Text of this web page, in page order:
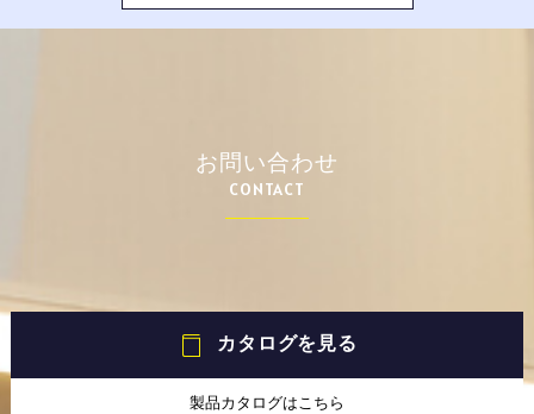
お問い合わせ
CONTACT
カタログを見る
製品カタログはこちら